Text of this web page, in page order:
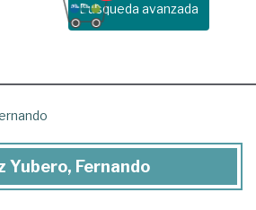
Busqueda avanzada
Yubero, Fernando